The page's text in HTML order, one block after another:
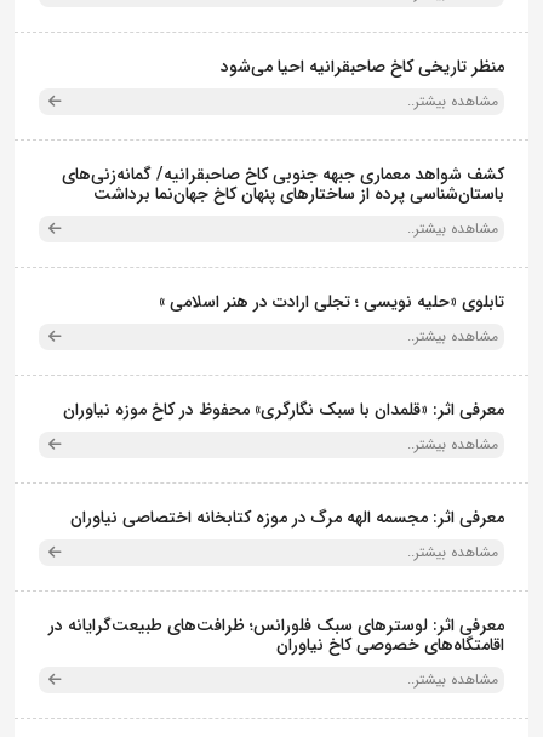
منظر تاریخی کاخ صاحبقرانیه احیا می‌شود
مشاهده بیشتر..
کشف شواهد معماری جبهه جنوبی کاخ صاحبقرانیه/ گمانه‌زنی‌های
باستان‌شناسی پرده از ساختارهای پنهان کاخ جهان‌نما برداشت
مشاهده بیشتر..
تابلوی «حلیه نویسی ؛ تجلی ارادت در هنر اسلامی »
مشاهده بیشتر..
معرفی اثر: «قلمدان با سبک نگارگری» محفوظ در کاخ موزه نیاوران
مشاهده بیشتر..
معرفی اثر: مجسمه الهه مرگ در موزه کتابخانه اختصاصی نیاوران
مشاهده بیشتر..
معرفی اثر: لوسترهای سبک فلورانس؛ ظرافت‌های طبیعت‌گرایانه در
اقامتگاه‌های خصوصی کاخ نیاوران
مشاهده بیشتر..